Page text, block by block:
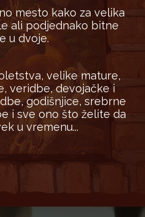
mesto kako za velika
ali podjednako bitne
u dvoje.
velike mature,
veridbe, devojačke i
godišnjice, srebrne
i sve ono što želite da
u vremenu...